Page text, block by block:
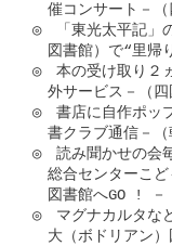
催コンサート－
◎　「東光太平記」
図書館）で“里帰
◎　本の受け取り２
外サービス－（
◎　書店に自作ポッ
書クラブ通信－
◎　読み聞かせの会
総合センターこど
図書館へGO !
◎　マグナカルタな
大（ボドリアン）